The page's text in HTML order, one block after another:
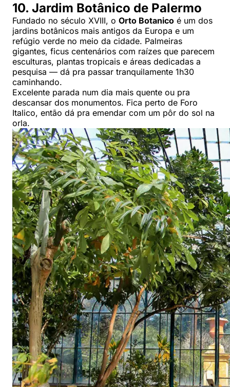
10. Jardim Botânico de Palermo
Fundado no século XVIII, o Orto Botanico é um dos
jardins botânicos mais antigos da Europa e um
refúgio verde no meio da cidade. Palmeiras
gigantes, ficus centenários com raízes que parecem
esculturas, plantas tropicais e áreas dedicadas a
pesquisa — dá pra passar tranquilamente 1h30
caminhando.
Excelente parada num dia mais quente ou pra
descansar dos monumentos. Fica perto de Foro
Italico, então dá pra emendar com um pôr do sol na
orla.